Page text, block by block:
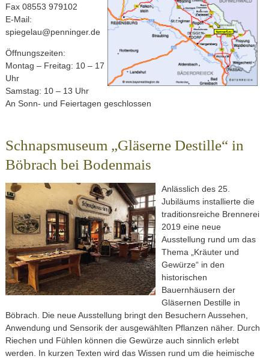
Fax 08553 979102
E-Mail:
spiegelau@penninger.de
Öffnungszeiten:
Montag – Freitag: 10 – 17
Uhr
Samstag: 10 – 13 Uhr
An Sonn- und Feiertagen geschlossen
Schnapsmuseum „Gläserne Destille“ in
Böbrach bei Bodenmais
Anlässlich des 25.
Jubiläums installierte die
traditionsreiche Brennerei
2019 eine neue
Ausstellung rund um das
Thema „Kräuter und
Gewürze“ in den
historischen
Bauernhäusern der
Gläsernen Destille in
Böbrach. Die neue Ausstellung bringt den Besuchern Aussehen,
Anwendung und Sensorik der ausgewählten Pflanzen näher. Durch
Riechen und Fühlen können die Gewürze auch sinnlich erlebt
werden. In kurzen Texten wird das Wissen rund um die heimische